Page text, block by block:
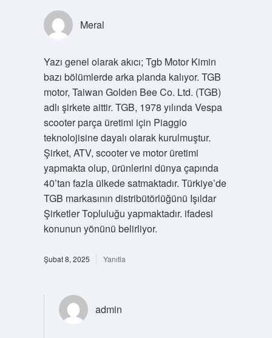
Meral
Yazı genel olarak akıcı; Tgb Motor Kimin
bazı bölümlerde arka planda kalıyor. TGB
motor, Taiwan Golden Bee Co. Ltd. (TGB)
adlı şirkete aittir. TGB, 1978 yılında Vespa
scooter parça üretimi için Piaggio
teknolojisine dayalı olarak kurulmuştur.
Şirket, ATV, scooter ve motor üretimi
yapmakta olup, ürünlerini dünya çapında
40’tan fazla ülkede satmaktadır. Türkiye’de
TGB markasının distribütörlüğünü Işıldar
Şirketler Topluluğu yapmaktadır. ifadesi
konunun yönünü belirliyor.
Şubat 8, 2025 Yanıtla
admin